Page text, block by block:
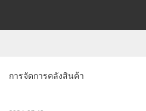
การจัดการคลังสินค้า